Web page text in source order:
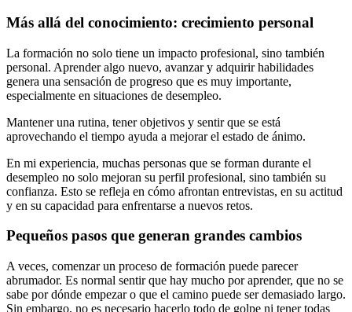
Más allá del conocimiento: crecimiento personal
La formación no solo tiene un impacto profesional, sino también
personal. Aprender algo nuevo, avanzar y adquirir habilidades
genera una sensación de progreso que es muy importante,
especialmente en situaciones de desempleo.
Mantener una rutina, tener objetivos y sentir que se está
aprovechando el tiempo ayuda a mejorar el estado de ánimo.
En mi experiencia, muchas personas que se forman durante el
desempleo no solo mejoran su perfil profesional, sino también su
confianza. Esto se refleja en cómo afrontan entrevistas, en su actitud
y en su capacidad para enfrentarse a nuevos retos.
Pequeños pasos que generan grandes cambios
A veces, comenzar un proceso de formación puede parecer
abrumador. Es normal sentir que hay mucho por aprender, que no se
sabe por dónde empezar o que el camino puede ser demasiado largo.
Sin embargo, no es necesario hacerlo todo de golpe ni tener todas